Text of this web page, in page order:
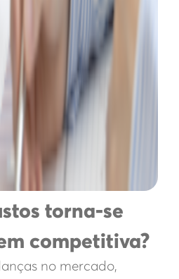
torna-se
competitiva?
no mercado,